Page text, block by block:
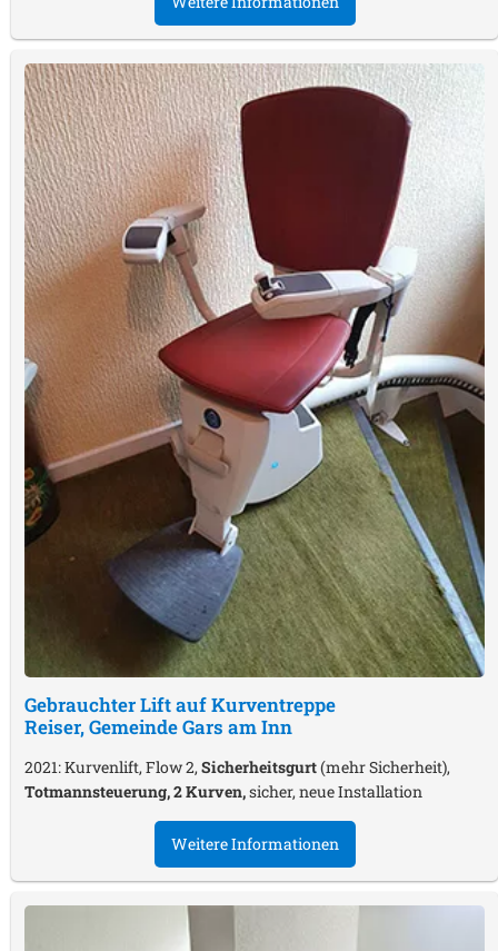
Gebrauchter Lift auf Kurventreppe
Reiser, Gemeinde Gars am Inn
2021: Kurvenlift, Flow 2, Sicherheitsgurt(mehr Sicherheit),
Totmannsteuerung, 2 Kurven,sicher, neue Installation
Weitere Informationen